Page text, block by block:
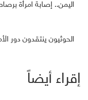
اليمن.. إصابة امرأة
الحوثيون ينتقدون دور
إقراء أيضاً